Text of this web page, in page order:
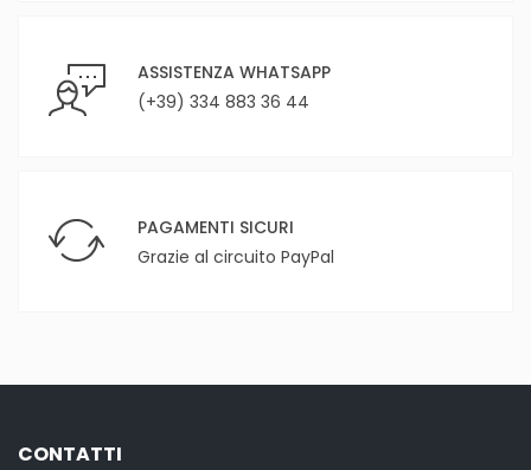
ASSISTENZA WHATSAPP
(+39) 334 883 36 44
PAGAMENTI SICURI
Grazie al circuito PayPal
CONTATTI